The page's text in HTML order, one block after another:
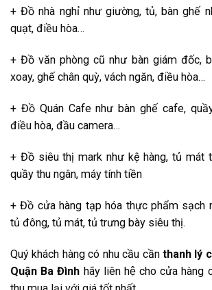
+ Đồ nhà nghỉ như giường, tủ, bàn ghế
quạt, điều hòa…
+ Đồ văn phòng cũ như bàn giám đốc,
xoay, ghế chân quỳ, vách ngăn, điều hòa…
+ Đồ Quán Cafe như bàn ghế cafe,
điều hòa, đầu camera…
+ Đồ siêu thị mark như kệ hàng, tủ mát
quầy thu ngân, máy tính tiền
+ Đồ cửa hàng tạp hóa thực phẩm sạch
tủ đông, tủ mát, tủ trưng bày siêu thị.
Quý khách hàng có nhu cầu cần thanh lý
Quận Ba Đình hãy liên hệ cho cửa hàng